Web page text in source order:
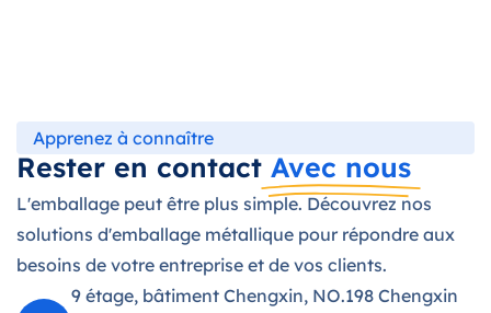
Apprenez à connaître
Rester en contact Avec nous
L'emballage peut être plus simple. Découvrez nos
solutions d'emballage métallique pour répondre aux
besoins de votre entreprise et de vos clients.
9 étage, bâtiment Chengxin, NO.198 Chengxin